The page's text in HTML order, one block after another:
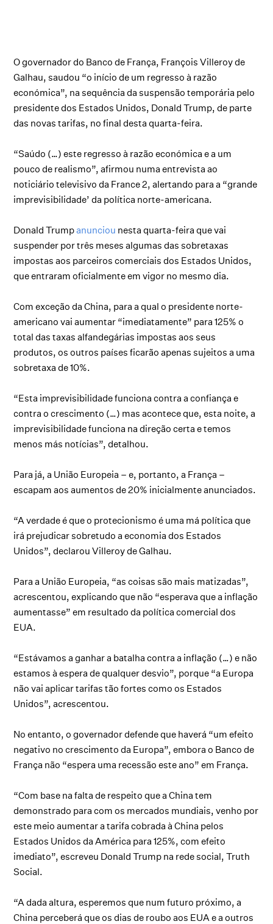
O governador do Banco de França, François Villeroy de
Galhau, saudou “o início de um regresso à razão
económica”, na sequência da suspensão temporária pelo
presidente dos Estados Unidos, Donald Trump, de parte
das novas tarifas, no final desta quarta-feira.
“Saúdo (…) este regresso à razão económica e a um
pouco de realismo”, afirmou numa entrevista ao
noticiário televisivo da France 2, alertando para a “grande
imprevisibilidade’ da política norte-americana.
Donald Trumpanunciou nesta quarta-feira que vai
suspender por três meses algumas das sobretaxas
impostas aos parceiros comerciais dos Estados Unidos,
que entraram oficialmente em vigor no mesmo dia.
Com exceção da China, para a qual o presidente norte-
americano vai aumentar “imediatamente” para 125% o
total das taxas alfandegárias impostas aos seus
produtos, os outros países ficarão apenas sujeitos a uma
sobretaxa de 10%.
“Esta imprevisibilidade funciona contra a confiança e
contra o crescimento (…) mas acontece que, esta noite, a
imprevisibilidade funciona na direção certa e temos
menos más notícias”, detalhou.
Para já, a União Europeia – e, portanto, a França –
escapam aos aumentos de 20% inicialmente anunciados.
“A verdade é que o protecionismo é uma má política que
irá prejudicar sobretudo a economia dos Estados
Unidos”, declarou Villeroy de Galhau.
Para a União Europeia, “as coisas são mais matizadas”,
acrescentou, explicando que não “esperava que a inflação
aumentasse” em resultado da política comercial dos
EUA.
“Estávamos a ganhar a batalha contra a inflação (…) e não
estamos à espera de qualquer desvio”, porque “a Europa
não vai aplicar tarifas tão fortes como os Estados
Unidos”, acrescentou.
No entanto, o governador defende que haverá “um efeito
negativo no crescimento da Europa”, embora o Banco de
França não “espera uma recessão este ano” em França.
“Com base na falta de respeito que a China tem
demonstrado para com os mercados mundiais, venho por
este meio aumentar a tarifa cobrada à China pelos
Estados Unidos da América para 125%, com efeito
imediato”, escreveu Donald Trump na rede social, Truth
Social.
“A dada altura, esperemos que num futuro próximo, a
China perceberá que os dias de roubo aos EUA e a outros